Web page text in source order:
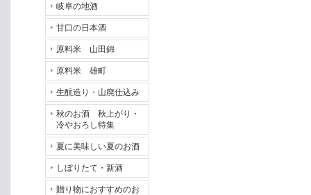
岐阜の地酒
甘口の日本酒
原料米 山田錦
原料米 雄町
生酛造り・山廃仕込み
秋のお酒 秋上がり・
冷やおろし特集
夏に美味しい夏のお酒
しぼりたて・新酒
贈り物におすすめのお